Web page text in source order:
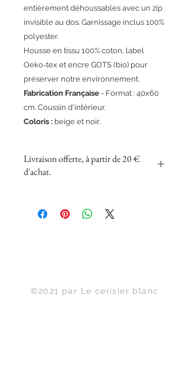
entièrement déhoussables avec un zip
invisible au dos. Garnissage inclus 100%
polyester.
Housse en tissu 100% coton, label
Oeko-tex et encre GOTS (bio) pour
préserver notre environnement.
Fabrication Française - Format : 40x60
cm. Coussin d'intérieur.
Coloris : beige et noir.
Livraison offerte, à partir de 20 €
d'achat.
©2021 par Le cerisier blanc